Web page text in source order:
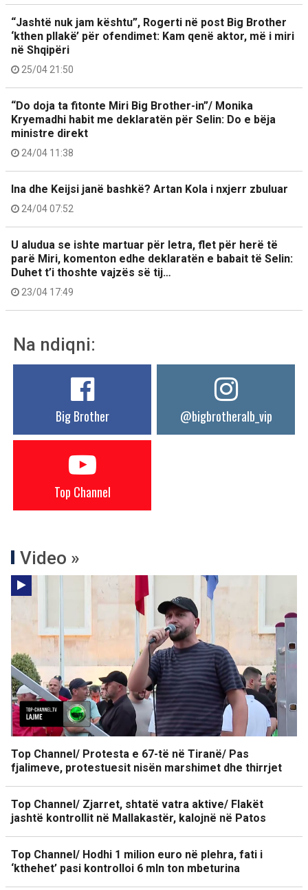
“Jashtë nuk jam kështu”, Rogerti në post Big Brother
‘kthen pllakë’ për ofendimet: Kam qenë aktor, më i miri
në Shqipëri
25/04 21:50
“Do doja ta fitonte Miri Big Brother-in”/ Monika
Kryemadhi habit me deklaratën për Selin: Do e bëja
ministre direkt
24/04 11:38
Ina dhe Keijsi janë bashkë? Artan Kola i nxjerr zbuluar
24/04 07:52
U aludua se ishte martuar për letra, flet për herë të
parë Miri, komenton edhe deklaratën e babait të Selin:
Duhet t’i thoshte vajzës së tij…
23/04 17:49
Na ndiqni:
Big Brother @bigbrotheralb_vip
Top Channel
Video »
Top Channel/ Protesta e 67-të në Tiranë/ Pas
fjalimeve, protestuesit nisën marshimet dhe thirrjet
Top Channel/ Zjarret, shtatë vatra aktive/ Flakët
jashtë kontrollit në Mallakastër, kalojnë në Patos
Top Channel/ Hodhi 1 milion euro në plehra, fati i
‘kthehet’ pasi kontrolloi 6 mln ton mbeturina